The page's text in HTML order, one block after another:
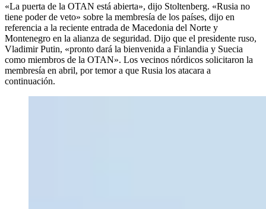
«La puerta de la OTAN está abierta», dijo Stoltenberg. «Rusia no
tiene poder de veto» sobre la membresía de los países, dijo en
referencia a la reciente entrada de Macedonia del Norte y
Montenegro en la alianza de seguridad. Dijo que el presidente ruso,
Vladimir Putin, «pronto dará la bienvenida a Finlandia y Suecia
como miembros de la OTAN». Los vecinos nórdicos solicitaron la
membresía en abril, por temor a que Rusia los atacara a
continuación.